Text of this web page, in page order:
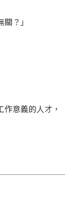
？」
意義的人才，